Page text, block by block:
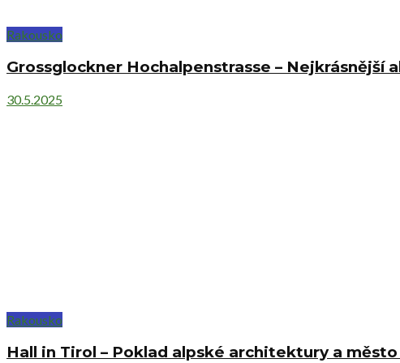
Rakousko
Grossglockner Hochalpenstrasse – Nejkrásnější
30.5.2025
Rakousko
Hall in Tirol – Poklad alpské architektury a